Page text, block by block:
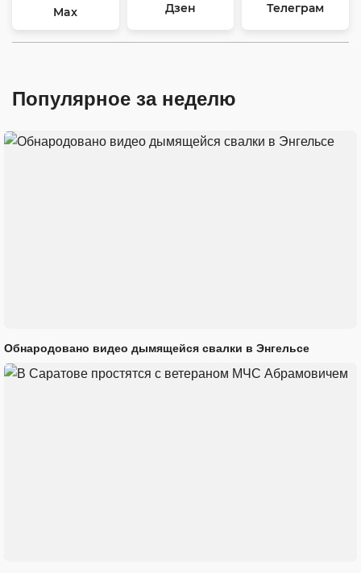
Max Дзен Телеграм
Популярное за неделю
Обнародовано видео дымящейся свалки в Энгельсе